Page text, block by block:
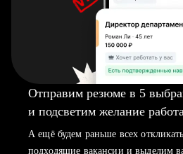
Отправим резюме в 5
и подсветим желание
А ещё будем раньше всех
подходящие вакансии и выделим